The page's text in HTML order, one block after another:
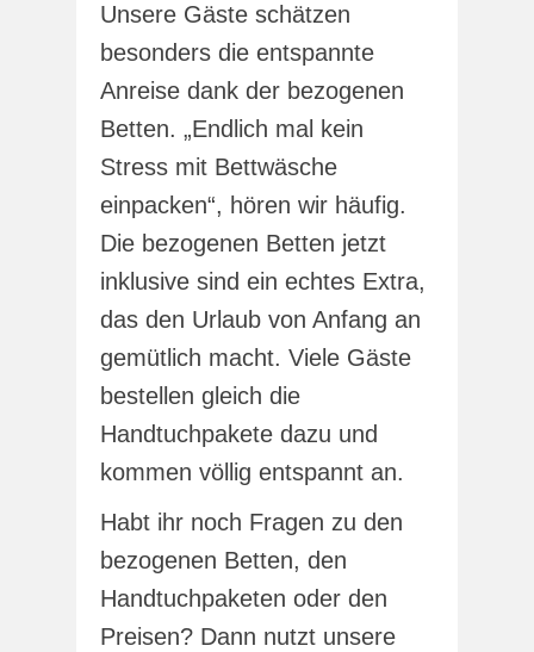
Unsere Gäste schätzen
besonders die entspannte
Anreise dank der bezogenen
Betten. „Endlich mal kein
Stress mit Bettwäsche
einpacken“, hören wir häufig.
Die bezogenen Betten jetzt
inklusive sind ein echtes Extra,
das den Urlaub von Anfang an
gemütlich macht. Viele Gäste
bestellen gleich die
Handtuchpakete dazu und
kommen völlig entspannt an.
Habt ihr noch Fragen zu den
bezogenen Betten, den
Handtuchpaketen oder den
Preisen? Dann nutzt unsere